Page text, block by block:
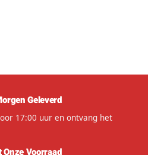
Geleverd
17:00 uur en ontvang het
Voorraad